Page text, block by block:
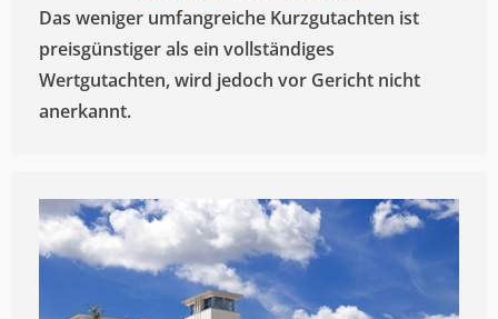
Das weniger umfangreiche Kurzgutachten ist
preisgünstiger als ein vollständiges
Wertgutachten, wird jedoch vor Gericht nicht
anerkannt.